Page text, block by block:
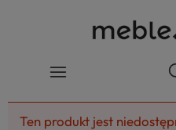
Ten produkt jest